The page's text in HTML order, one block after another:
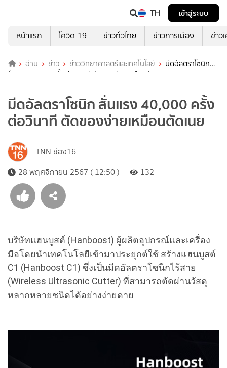
TH
เข้าสู่ระบบ
หน้าแรก
โควิด-19 ข่าวทั่วไทย ข่าวการเมือง ข่าว
อ่าน ข่าว ข่าววิทยาศาสตร์และเทคโนโลยี
มีดอัลตราโซนิก
สั่นแรง 40,000 ครั้งต่อวินาที ตัดของง่ายเหมือนตัดเนย
มีดอัลตราโซนิก สั่นแรง 40,000 ครั้ง
ต่อวินาที ตัดของง่ายเหมือนตัดเนย
TNN ช่อง16
28 พฤศจิกายน 2567 ( 12:50 )
132
บริษัทแฮนบูสต์ (Hanboost) ผู้ผลิตอุปกรณ์และเครื่อง
มือโดยนำเทคโนโลยีเข้ามาประยุกต์ใช้ สร้างแฮนบูสต์
C1 (Hanboost C1) ซึ่งเป็นมีดอัลตราโซนิกไร้สาย
(Wireless Ultrasonic Cutter) ที่สามารถตัดผ่านวัสดุ
หลากหลายชนิดได้อย่างง่ายดาย